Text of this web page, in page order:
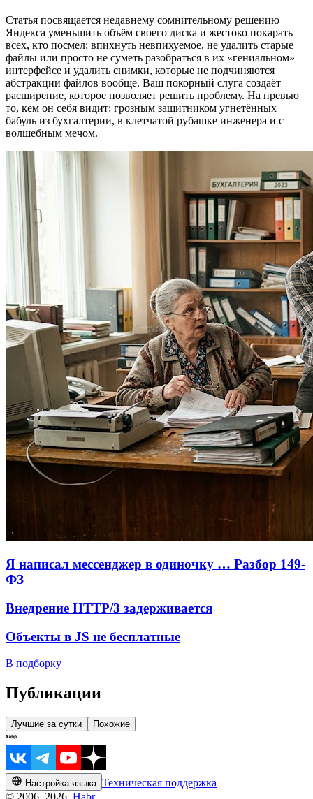
Статья посвящается недавнему сомнительному решению
Яндекса уменьшить объём своего диска и жестоко покарать
всех, кто посмел: впихнуть невпихуемое, не удалить старые
файлы или просто не суметь разобраться в их «гениальном»
интерфейсе и удалить снимки, которые не подчиняются
абстракции файлов вообще. Ваш покорный слуга создаёт
расширение, которое позволяет решить проблему. На превью
то, кем он себя видит: грозным защитником угнетённых
бабуль из бухгалтерии, в клетчатой рубашке инженера и с
волшебным мечом.
Я написал мессенджер в одиночку … Разбор 149-
ФЗ
Внедрение HTTP/3 задерживается
Объекты в JS не бесплатные
В подборку
Публикации
Лучшие за сутки Похожие
Настройка языка Техническая поддержка